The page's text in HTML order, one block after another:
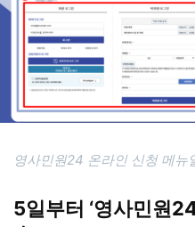
영사민원24 온라인 신청 메뉴
5일부터 ‘영사민원